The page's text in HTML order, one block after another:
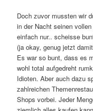
Doch zuvor mussten wir
in der Nacht seinen
einfach nur.. scheisse
(ja okay, genug jetzt
Es war so bunt, dass es
wohl total aufgedreht
Idioten. Aber auch dazu
zahlreichen
Shops vorbei. Jeder